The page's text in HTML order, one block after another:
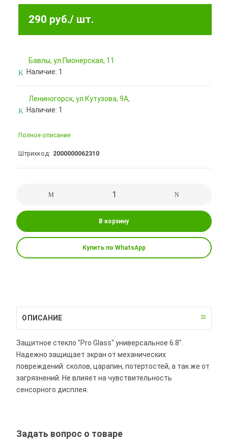
290 руб./ шт.
Бавлы, ул.Пионерская, 11
Наличие: 1
Лениногорск, ул.Кутузова, 9А,
Наличие: 1
Полное описание
Штрихкод 2000000062310
В корзину
Купить по WhatsApp
ОПИСАНИЕ
Защитное стекло "Pro Glass" универсальное 6.8".
Надежно защищает экран от механических
повреждений: сколов, царапин, потертостей, а так же от
загрязнений. Не влияет на чувствительность
сенсорного дисплея.
Задать вопрос о товаре